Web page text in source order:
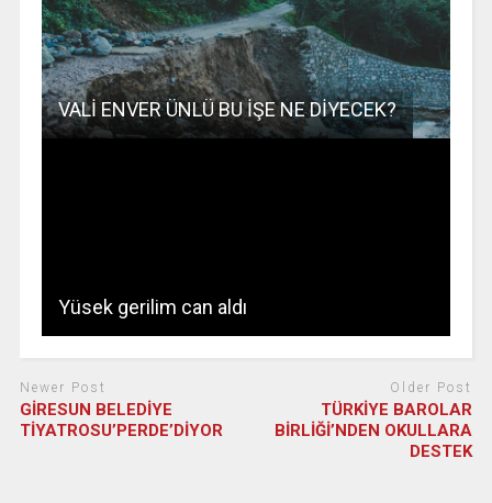
VALİ ENVER ÜNLÜ BU İŞE NE DİYECEK?
Yüsek gerilim can aldı
Newer Post
GİRESUN BELEDİYE
TİYATROSU’PERDE’DİYOR
Older Post
TÜRKİYE BAROLAR
BİRLİĞİ’NDEN OKULLARA
DESTEK